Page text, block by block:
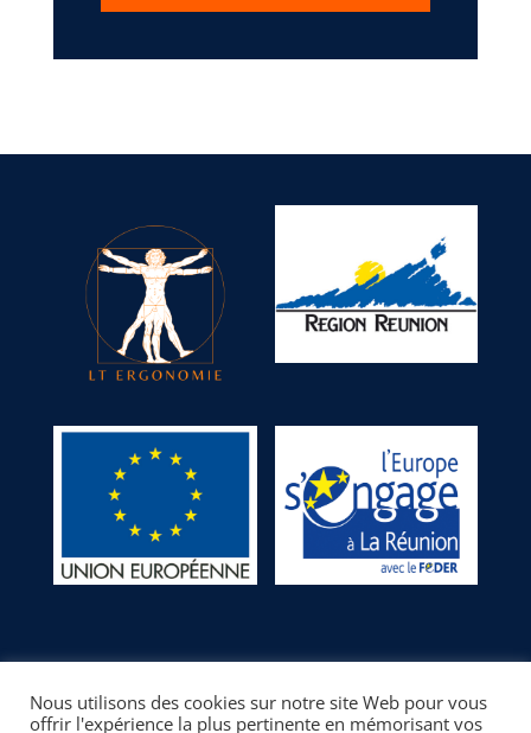
Nous utilisons des cookies sur notre site Web pour vous
offrir l'expérience la plus pertinente en mémorisant vos